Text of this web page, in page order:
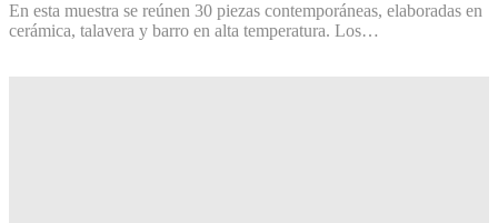
En esta muestra se reúnen 30 piezas contemporáneas, elaboradas en
cerámica, talavera y barro en alta temperatura. Los…